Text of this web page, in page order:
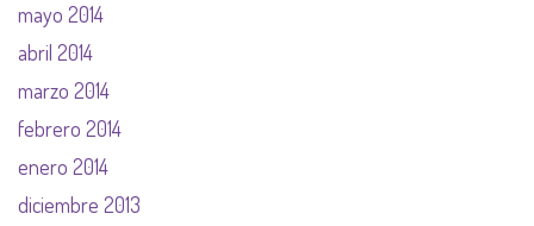
mayo 2014
abril 2014
marzo 2014
febrero 2014
enero 2014
diciembre 2013